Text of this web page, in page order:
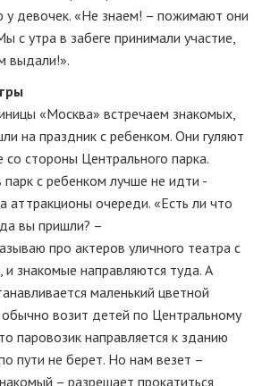
у девочек. «Не знаем! – пожимают они
с утра в забеге принимали участие,
выдали!».
«Москва» встречаем знакомых,
на праздник с ребенком. Они гуляют
стороны Центрального парка.
парк с ребенком лучше не идти -
аттракционы очереди. «Есть ли что
вы пришли? –
про актеров уличного театра с
знакомые направляются туда. А
маленький цветной
возит детей по Центральному
паровозик направляется к зданию
пути не берет. Но нам везет –
– разрешает прокатиться